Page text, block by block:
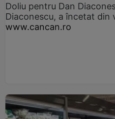
Doliu pentru Dan
Diaconescu, a încetat din
www.cancan.ro